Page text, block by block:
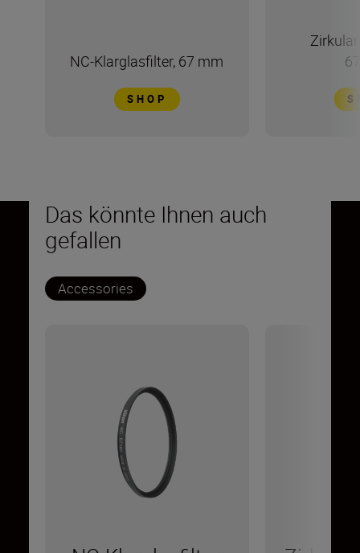
NC-Klarglasfilter, 67 mm
SHOP
Das könnte Ihnen auch
gefallen
Accessories